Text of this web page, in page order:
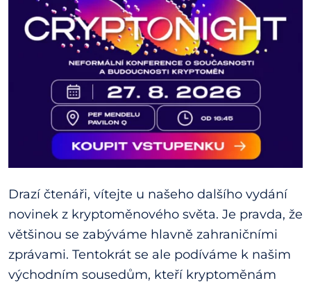
Drazí čtenáři, vítejte u našeho dalšího vydání
novinek z kryptoměnového světa. Je pravda, že
většinou se zabýváme hlavně zahraničními
zprávami. Tentokrát se ale podíváme k našim
východním sousedům, kteří kryptoměnám